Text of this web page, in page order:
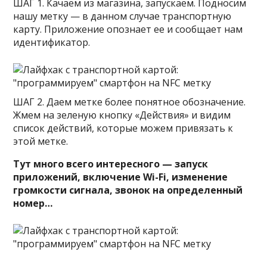
ШАГ 1. Качаем из магазина, запускаем. Подносим
нашу метку — в данном случае транспортную
карту. Приложение опознает ее и сообщает нам
идентификатор.
ШАГ 2. Даем метке более понятное обозначение.
Жмем на зеленую кнопку «Действия» и видим
список действий, которые можем привязать к
этой метке.
Тут много всего интересного — запуск
приложений, включение Wi-Fi, изменение
громкости сигнала, звонок на определенный
номер…